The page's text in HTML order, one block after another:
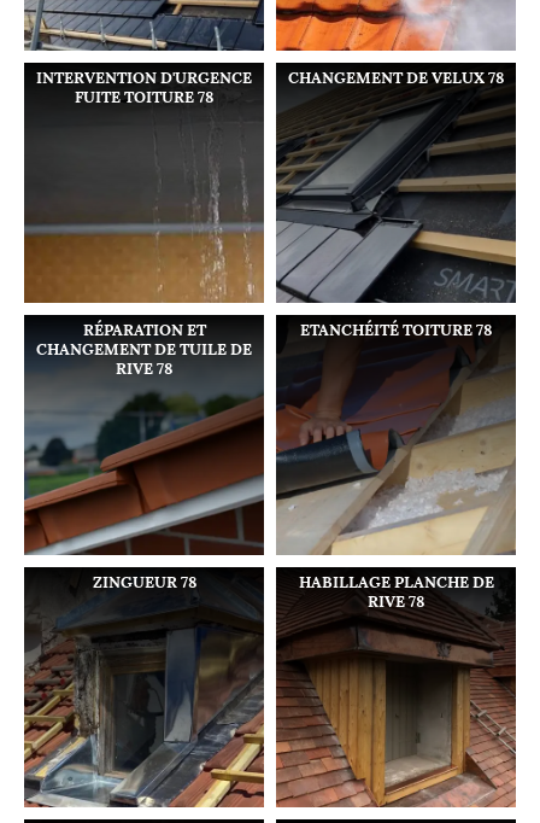
INTERVENTION D'URGENCE
FUITE TOITURE 78
CHANGEMENT DE VELUX 78
RÉPARATION ET
CHANGEMENT DE TUILE DE
RIVE 78
ETANCHÉITÉ TOITURE 78
ZINGUEUR 78
HABILLAGE PLANCHE DE
RIVE 78